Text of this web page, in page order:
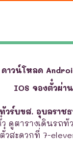
ดาวน์โหลด
IOS จองตั๋วผ่า
วร์บขส. อุบลราช
ว ดูตารางเดินรถ
ตั๋วสะดวกที่ 7-